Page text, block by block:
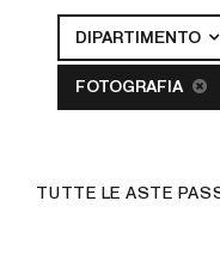
DIPARTIMENTO
FOTOGRAFIA
TUTTE LE ASTE